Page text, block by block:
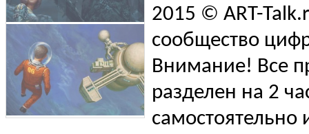
2015 © ART-
сообщество
Внимание! Все
разделен на 2
самостоятельно